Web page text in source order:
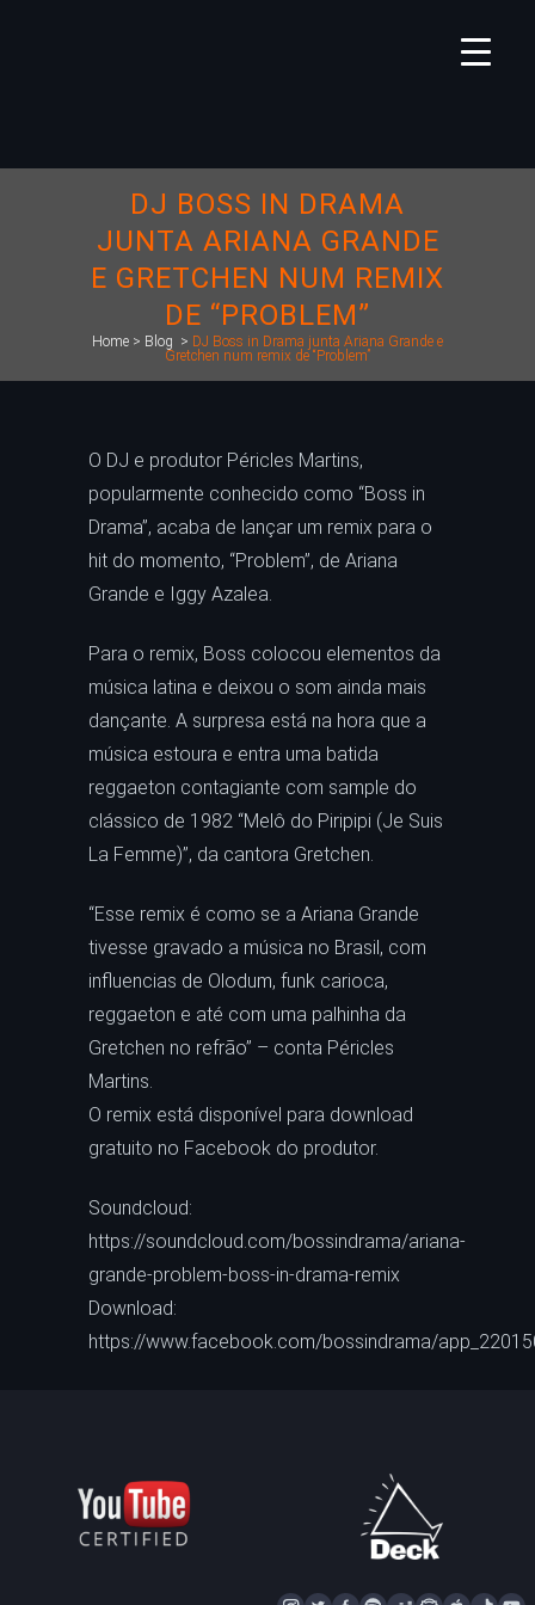
DJ BOSS IN DRAMA
JUNTA ARIANA GRANDE
E GRETCHEN NUM REMIX
DE “PROBLEM”
Home > Blog > DJ Boss in Drama junta Ariana Grande e
Gretchen num remix de “Problem”
O DJ e produtor Péricles Martins,
popularmente conhecido como “Boss in
Drama”, acaba de lançar um remix para o
hit do momento, “Problem”, de Ariana
Grande e Iggy Azalea.
Para o remix, Boss colocou elementos da
música latina e deixou o som ainda mais
dançante. A surpresa está na hora que a
música estoura e entra uma batida
reggaeton contagiante com sample do
clássico de 1982 “Melô do Piripipi (Je Suis
La Femme)”, da cantora Gretchen.
“Esse remix é como se a Ariana Grande
tivesse gravado a música no Brasil, com
influencias de Olodum, funk carioca,
reggaeton e até com uma palhinha da
Gretchen no refrão” – conta Péricles
Martins.
O remix está disponível para download
gratuito no Facebook do produtor.
Soundcloud:
https://soundcloud.com/bossindrama/ariana-
grande-problem-boss-in-drama-remix
Download:
https://www.facebook.com/bossindrama/
I T F S D N A T